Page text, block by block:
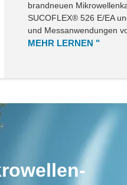
brandneuen
SUCOFLEX® 526 E/EA
und Messanwendungen
MEHR LERNEN "